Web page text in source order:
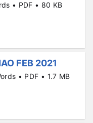
• PDF • 80 KB
FEB 2021
• PDF • 1.7 MB